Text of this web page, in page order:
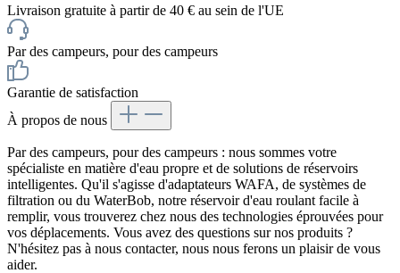
Livraison gratuite à partir de 40 € au sein de l'UE
Par des campeurs, pour des campeurs
Garantie de satisfaction
À propos de nous
Par des campeurs, pour des campeurs : nous sommes votre
spécialiste en matière d'eau propre et de solutions de réservoirs
intelligentes. Qu'il s'agisse d'adaptateurs WAFA, de systèmes de
filtration ou du WaterBob, notre réservoir d'eau roulant facile à
remplir, vous trouverez chez nous des technologies éprouvées pour
vos déplacements. Vous avez des questions sur nos produits ?
N'hésitez pas à nous contacter, nous nous ferons un plaisir de vous
aider.